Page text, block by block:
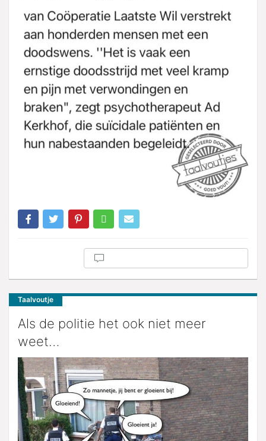
Taalvoutje
Als de politie het ook niet meer
weet…